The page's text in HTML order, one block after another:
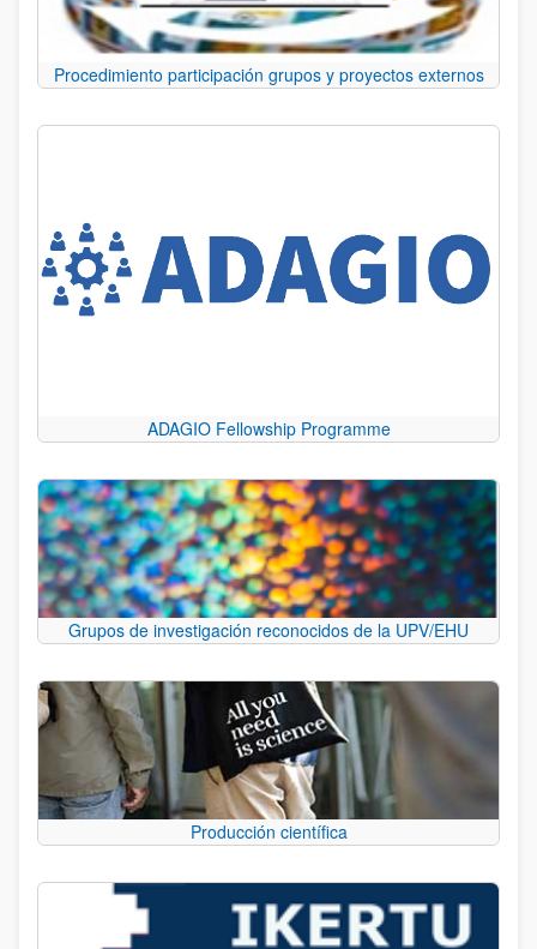
Procedimiento participación grupos y proyectos externos
ADAGIO Fellowship Programme
Grupos de investigación reconocidos de la UPV/EHU
Producción científica